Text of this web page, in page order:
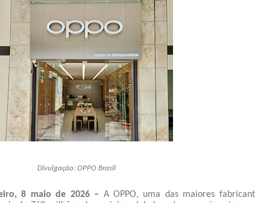
Divulgação: OPPO Brasil
8 maio de 2026 – A OPPO, uma das maiores